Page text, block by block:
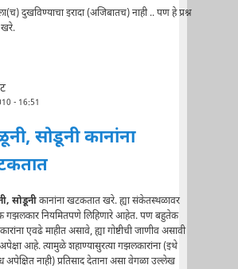
दुखविण्याचा इरादा (अजिबातच) नाही .. पण हे प्रश्न
- 16:51
सोडूनी कानांना
सोडूनीकानांना खटकतात खरे. ह्या संकेतस्थळावर
गझलकार नियमितपणे लिहिणारे आहेत. पण बहुतेक
एवढे माहीत असावे, ह्या गोष्टीची जाणीव असावी
आहे. त्यामुळे शहाण्यासुरत्या गझलकारांना (इथे
अपेक्षित नाही) प्रतिसाद देताना असा वेगळा उल्लेख